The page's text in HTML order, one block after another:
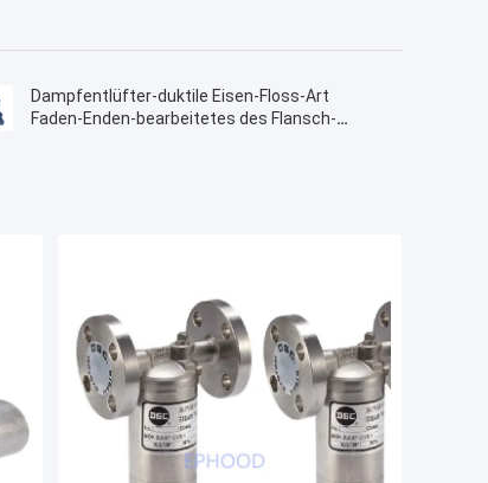
Dampfentlüfter-duktile Eisen-Floss-Art
Faden-Enden-bearbeitetes des Flansch-